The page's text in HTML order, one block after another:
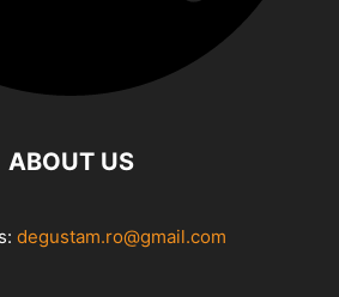
ABOUT US
degustam.ro@gmail.com